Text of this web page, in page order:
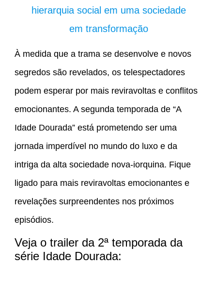
hierarquia social em uma sociedade
em transformação
À medida que a trama se desenvolve e novos
segredos são revelados, os telespectadores
podem esperar por mais reviravoltas e conflitos
emocionantes. A segunda temporada de “A
Idade Dourada” está prometendo ser uma
jornada imperdível no mundo do luxo e da
intriga da alta sociedade nova-iorquina. Fique
ligado para mais reviravoltas emocionantes e
revelações surpreendentes nos próximos
episódios.
Veja o trailer da 2ª temporada da
série Idade Dourada: